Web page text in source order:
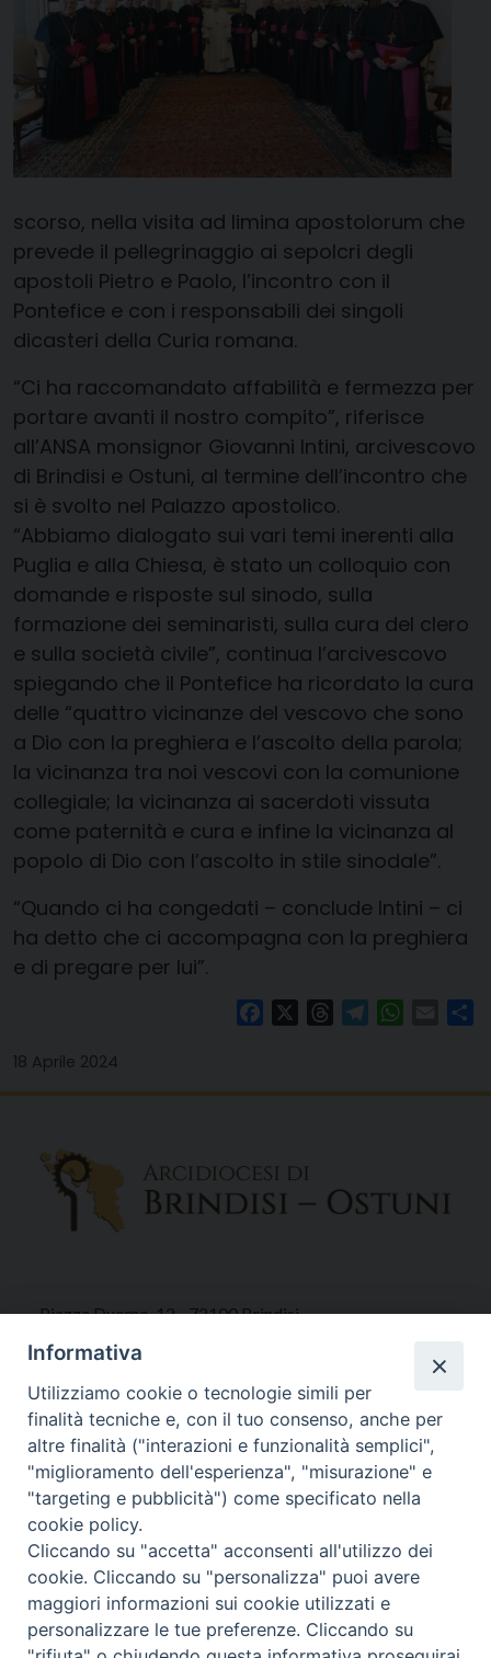
scorso, nella visita ad limina apostolorum che
prevede il pellegrinaggio ai sepolcri degli
apostoli Pietro e Paolo, l’incontro con il
Pontefice e con i responsabili dei singoli
dicasteri della Curia romana.
“Ci ha raccomandato affabilità e fermezza per
portare avanti il nostro compito”, riferisce
all’ANSA monsignor Giovanni Intini, arcivescovo
di Brindisi e Ostuni, al termine dell’incontro che
si è svolto nel Palazzo apostolico.
“Abbiamo dialogato sui vari temi inerenti alla
Puglia e alla Chiesa, è stato un colloquio con
domande e risposte sul sinodo, sulla
formazione dei seminaristi, sulla cura del clero
e sulla società civile”, continua l’arcivescovo
spiegando che il Pontefice ha ricordato la cura
delle “quattro vicinanze del vescovo che sono
a Dio con la preghiera e l’ascolto della parola;
la vicinanza tra noi vescovi con la comunione
collegiale; la vicinanza ai sacerdoti vissuta
come paternità e cura e infine la vicinanza al
popolo di Dio con l’ascolto in stile sinodale”.
“Quando ci ha congedati – conclude Intini – ci
ha detto che ci accompagna con la preghiera
e di pregare per lui”.
FacebookThreadsTelegram Email
18 Aprile 2024
Piazza Duomo, 12 - 72100 Brindisi
Tel 0831.521958
Fax 0831.528315
Orari Curia
Mar. / Mer. / Giov. ore 9 - 13
nei mesi estivi solo Martedì ore 9 - 13
WebMail
Informativa
Utilizziamo cookie o tecnologie simili per
finalità tecniche e, con il tuo consenso, anche per
altre finalità ("interazioni e funzionalità semplici",
"miglioramento dell'esperienza", "misurazione" e
"targeting e pubblicità") come specificato nella
cookie policy.
Cliccando su "accetta" acconsenti all'utilizzo dei
cookie. Cliccando su "personalizza" puoi avere
maggiori informazioni sui cookie utilizzati e
personalizzare le tue preferenze. Cliccando su